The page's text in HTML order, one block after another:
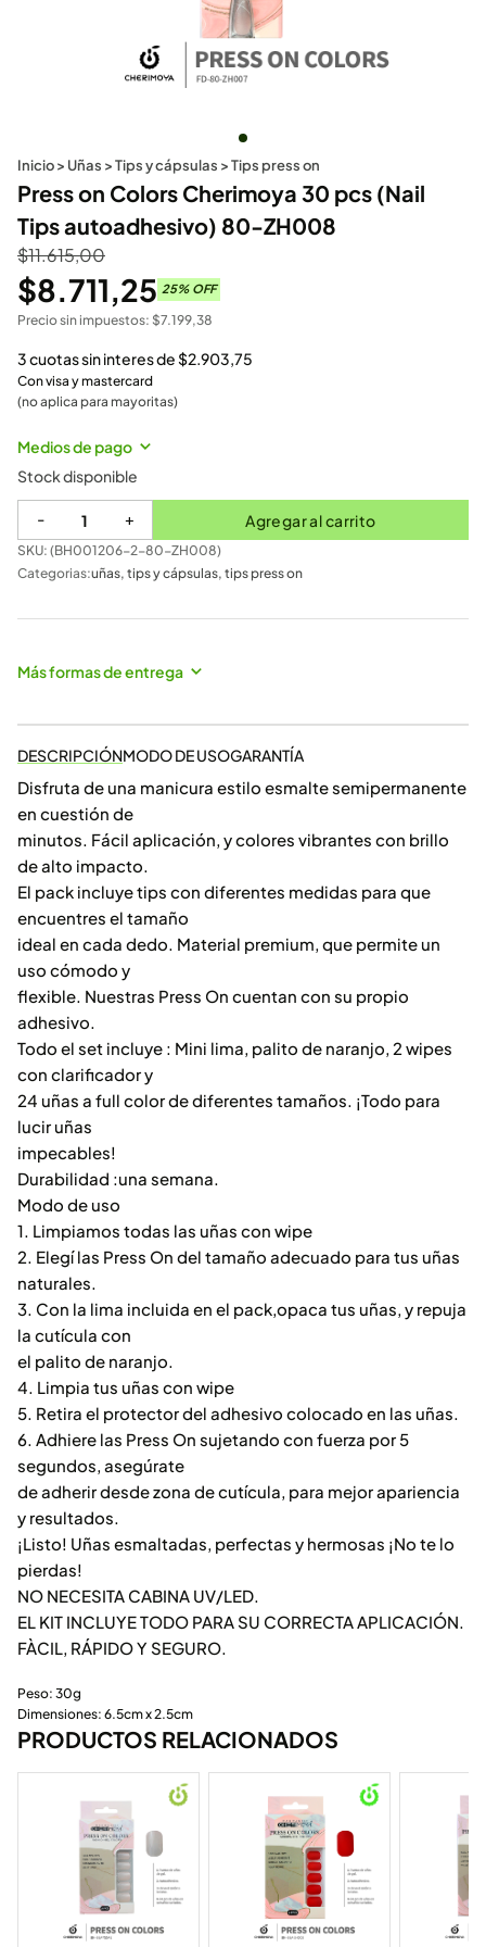
Inicio> Uñas >Tips y cápsulas >Tips press on
Press on Colors Cherimoya 30 pcs (Nail
Tips autoadhesivo) 80-ZH008
$11.615,00
$8.711,25 25% OFF
Precio sin impuestos: $7.199,38
3 cuotas sin interes de$2.903,75
Con visa y mastercard
(no aplica para mayoritas)
Medios de pago
Stock disponible
- + Agregar al carrito
SKU: (BH001206-2-80-ZH008)
Categorias:uñas, tips y cápsulas, tips press on
Más formas de entrega
DESCRIPCIÓNMODO DE USOGARANTÍA
Disfruta de una manicura estilo esmalte semipermanente
en cuestión de
minutos. Fácil aplicación, y colores vibrantes con brillo
de alto impacto.
El pack incluye tips con diferentes medidas para que
encuentres el tamaño
ideal en cada dedo. Material premium, que permite un
uso cómodo y
flexible. Nuestras Press On cuentan con su propio
adhesivo.
Todo el set incluye : Mini lima, palito de naranjo, 2 wipes
con clarificador y
24 uñas a full color de diferentes tamaños. ¡Todo para
lucir uñas
impecables!
Durabilidad :una semana.
Modo de uso
1. Limpiamos todas las uñas con wipe
2. Elegí las Press On del tamaño adecuado para tus uñas
naturales.
3. Con la lima incluida en el pack,opaca tus uñas, y repuja
la cutícula con
el palito de naranjo.
4. Limpia tus uñas con wipe
5. Retira el protector del adhesivo colocado en las uñas.
6. Adhiere las Press On sujetando con fuerza por 5
segundos, asegúrate
de adherir desde zona de cutícula, para mejor apariencia
y resultados.
¡Listo! Uñas esmaltadas, perfectas y hermosas ¡No te lo
pierdas!
NO NECESITA CABINA UV/LED.
EL KIT INCLUYE TODO PARA SU CORRECTA APLICACIÓN.
FÀCIL, RÁPIDO Y SEGURO.
Peso: 30g
Dimensiones: 6.5cm x 2.5cm
PRODUCTOS RELACIONADOS